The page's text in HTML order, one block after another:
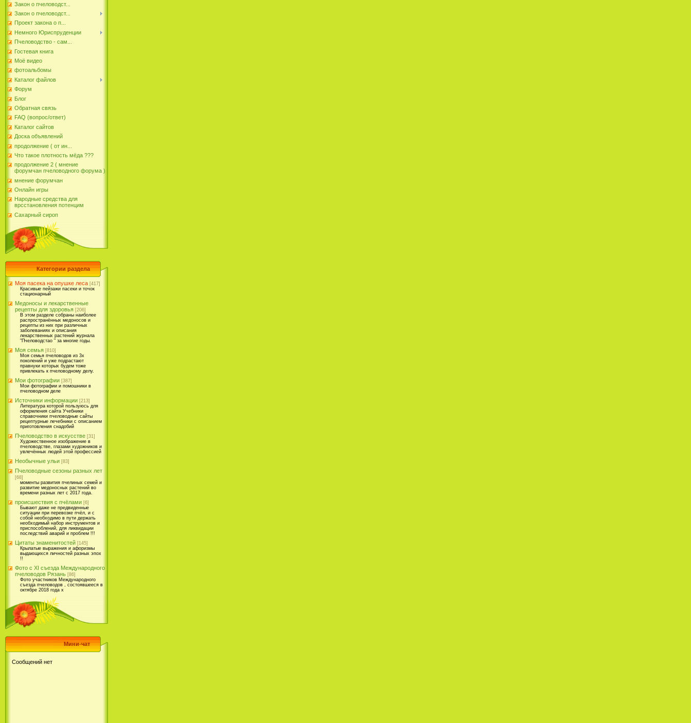
Закон о пчеловодст...
Закон о пчеловодст...
Проект закона о п...
Немного Юриспруденции
Пчеловодство - сам...
Гостевая книга
Моё видео
фотоальбомы
Каталог файлов
Форум
Блог
Обратная связь
FAQ (вопрос/ответ)
Каталог сайтов
Доска объявлений
продолжение ( от ин...
Что такое плотность мёда ???
продолжение 2 ( мнение
форумчан пчеловодного форума )
мнение форумчан
Онлайн игры
Народные средства для
врсстановления потенцим
Сахарный сироп
Категории раздела
Моя пасека на опушке леса [417]
Красивые пейзажи пасеки и точок
стационарный
Медоносы и лекарственные
рецепты для здоровья [206]
В этом разделе собраны наиболее
распространённых медоносов и
рецепты из них при различных
заболеваниях и описания
лекарственных растений журнала
"Пчеловодстао " за многие годы.
Моя семья [810]
Моя семья пчеловодов из 3х
поколений и уже подрастают
правнуки которых будем тоже
привлекать к пчеловодному делу.
Мои фотографии [387]
Мои фотографии и помошники в
пчеловодном деле
Источники информации [213]
Литература которой пользуюсь для
оформления сайта Учебники
справочники пчеловодные сайты
рецептурные лечебники с описанием
приготовления снадобий
Пчеловодство в искусстве [31]
Художественное изображение в
пчеловодстве, глазами художников и
увлечённых людей этой профессией
Необычные ульи [83]
Пчеловодные сезоны разных лет
[68]
моменты развития пчелиных семей и
развитие медоносных растений во
времени разных лет с 2017 года.
происшествия с пчёлами [6]
Бывают даже не предвиденные
ситуации при перевозке пчёл, и с
собой необходимо в пути держать
необходимый набор инструментов и
приспособлений, для ликвидации
последствий аварий и проблем !!!
Цитаты знаменитостей [145]
Крылатые выражения и афоризмы
выдающихся личностей разных эпох
!!
Фото с XI съезда Международного
пчеловодов Рязань [86]
Фото участников Международного
съезда пчеловодов , состоявшееся в
октябре 2018 года х
Мини-чат